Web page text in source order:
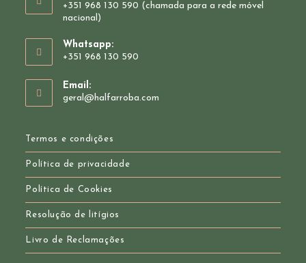
+351 968 130 590 (chamada para a rede móvel
nacional)
Whatsapp:
+351 968 130 590
in
your
Email:
geral@halfarroba.com
Termos e condições
Política de privacidade
Política de Cookies
Resolução de litígios
Livro de Reclamações